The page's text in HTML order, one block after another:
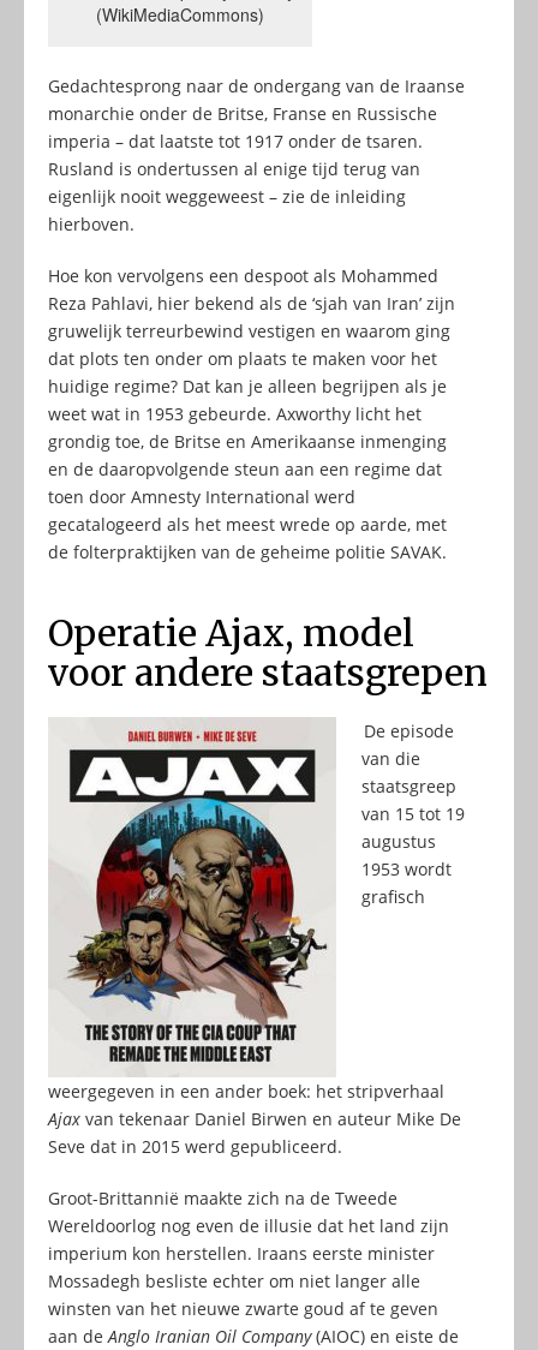
(WikiMediaCommons)
Gedachtesprong naar de ondergang van de Iraanse
monarchie onder de Britse, Franse en Russische
imperia – dat laatste tot 1917 onder de tsaren.
Rusland is ondertussen al enige tijd terug van
eigenlijk nooit weggeweest – zie de inleiding
hierboven.
Hoe kon vervolgens een despoot als Mohammed
Reza Pahlavi, hier bekend als de ‘sjah van Iran’ zijn
gruwelijk terreurbewind vestigen en waarom ging
dat plots ten onder om plaats te maken voor het
huidige regime? Dat kan je alleen begrijpen als je
weet wat in 1953 gebeurde. Axworthy licht het
grondig toe, de Britse en Amerikaanse inmenging
en de daaropvolgende steun aan een regime dat
toen door Amnesty International werd
gecatalogeerd als het meest wrede op aarde, met
de folterpraktijken van de geheime politie SAVAK.
Operatie Ajax, model
voor andere staatsgrepen
De episode
van die
staatsgreep
van 15 tot 19
augustus
1953 wordt
grafisch
weergegeven in een ander boek: het stripverhaal
Ajax van tekenaar Daniel Birwen en auteur Mike De
Seve dat in 2015 werd gepubliceerd.
Groot-Brittannië maakte zich na de Tweede
Wereldoorlog nog even de illusie dat het land zijn
imperium kon herstellen. Iraans eerste minister
Mossadegh besliste echter om niet langer alle
winsten van het nieuwe zwarte goud af te geven
aan deAnglo Iranian Oil Company(AIOC) en eiste de